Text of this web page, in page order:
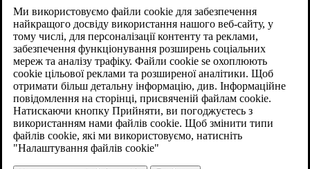
Оновлено 08.06.2023
Ця функція передбачає, що тиск в гальмівній системі
підтримується ще декілька секунд необхідних для того, щоб
водій переніс ногу з педалі гальма на педаль акселератора.
Затримка вимкнення гальм триває декілька секунд, або ж до
того моменту, коли водій не натискає на педаль акселератора.
Схожі статті